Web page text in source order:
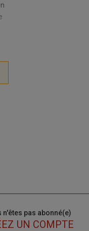
n'êtes pas abonné(e)
UN COMPTE